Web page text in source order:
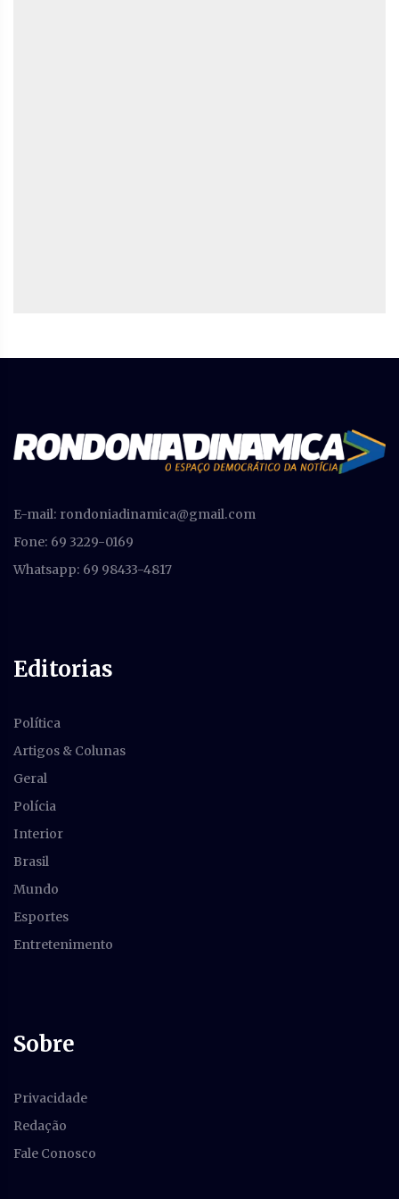
E-mail: rondoniadinamica@gmail.com
Fone: 69 3229-0169
Whatsapp: 69 98433-4817
Editorias
Política
Artigos & Colunas
Geral
Polícia
Interior
Brasil
Mundo
Esportes
Entretenimento
Sobre
Privacidade
Redação
Fale Conosco